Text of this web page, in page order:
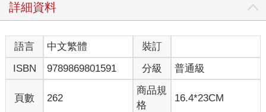
詳細資料
語言 中文繁體
裝訂
ISBN
9789869801591 分級 普通級
頁數 262
商品規
格
16.4*23CM